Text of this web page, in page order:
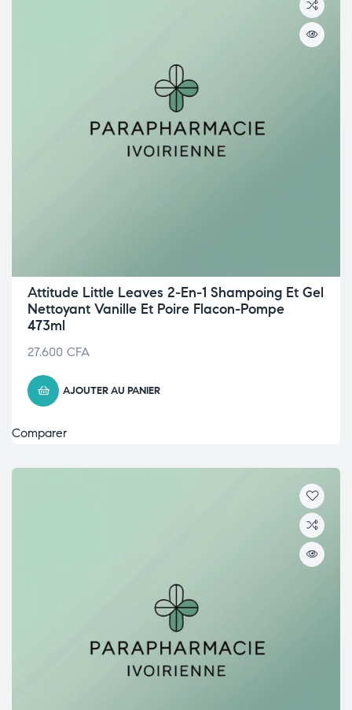
Attitude Little Leaves 2-En-1 Shampoing Et Gel
Nettoyant Vanille Et Poire Flacon-Pompe
473ml
27.600 CFA
AJOUTER AU PANIER
Comparer